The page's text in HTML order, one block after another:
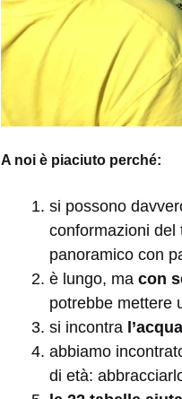
A noi è piaciuto perché:
si possono
conformazioni del
panoramico con
è lungo, ma con
potrebbe mettere
si incontra l’acqua
abbiamo
di età: